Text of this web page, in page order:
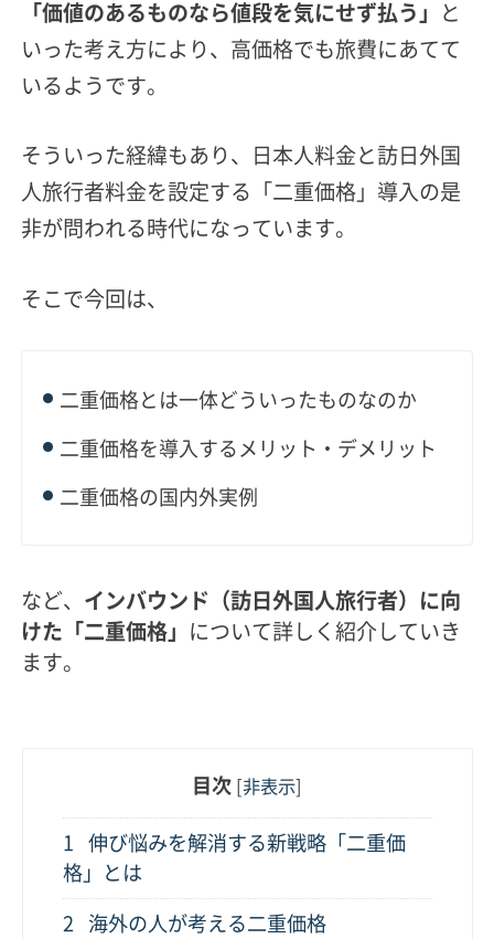
「価値のあるものなら値段を気にせず払う」
と
いった考え方により、高価格でも旅費にあてて
いるようです。
そういった経緯もあり、日本人料金と訪日外国
人旅行者料金を設定する「二重価格」導入の是
非が問われる時代になっています。
そこで今回は、
二重価格とは一体どういったものなのか
二重価格を導入するメリット・デメリット
二重価格の国内外実例
など、 インバウンド（訪日外国人旅行者）に向
けた「二重価格」 について詳しく紹介していき
ます。
目次 非表示
1
伸び悩みを解消する新戦略「二重価
格」とは
2 海外の人が考える二重価格